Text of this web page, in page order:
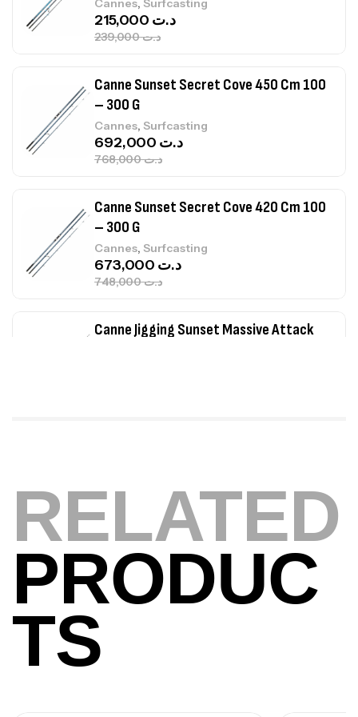
Cannes Surfcasting
د.ت239,000
د.ت
Canne Sunset Secret Cove 450 Cm 100
– 300 G
Cannes, Surfcasting
د.ت768,000
د.ت
Canne Sunset Secret Cove 420 Cm 100
– 300 G
Cannes, Surfcasting
د.ت748,000
د.ت
Canne Jigging Sunset Massive Attack
Bagagerie Surfcasting
د.ت
د.ت
Volant 3 Branches Inox T26S/35
Accastillage bateau Accessoires bateaux
RELATED
PRODUC
TS